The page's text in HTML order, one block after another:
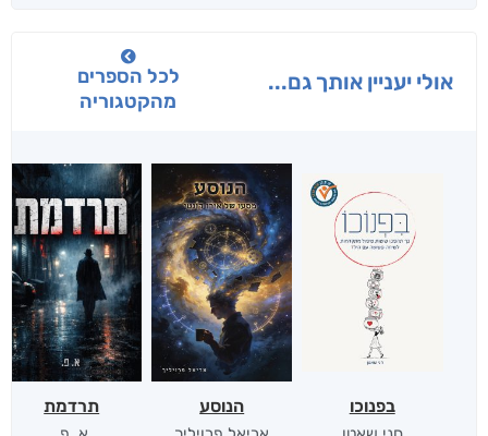
אולי יעניין אותך גם...
לכל הספרים
מהקטגוריה
בפנוכו הנוסע תרדמת